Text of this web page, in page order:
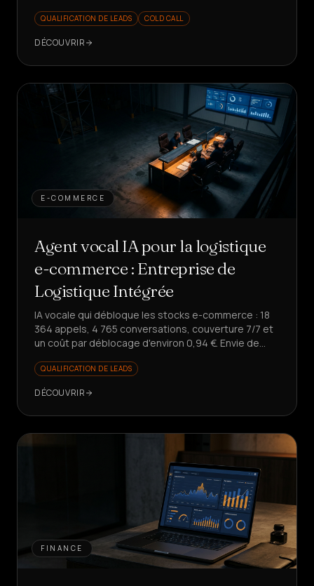
QUALIFICATION DE LEADS COLD CALL
DÉCOUVRIR
E-COMMERCE
Agent vocal IA pour la logistique
e-commerce : Entreprise de
Logistique Intégrée
IA vocale qui débloque les stocks e-commerce : 18
364 appels, 4 765 conversations, couverture 7/7 et
un coût par déblocage d'environ 0,94 €. Envie de
QUALIFICATION DE LEADS
DÉCOUVRIR
FINANCE